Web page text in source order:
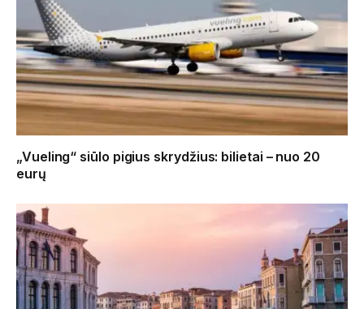
„Vueling“ siūlo pigius skrydžius: bilietai – nuo 20
eurų